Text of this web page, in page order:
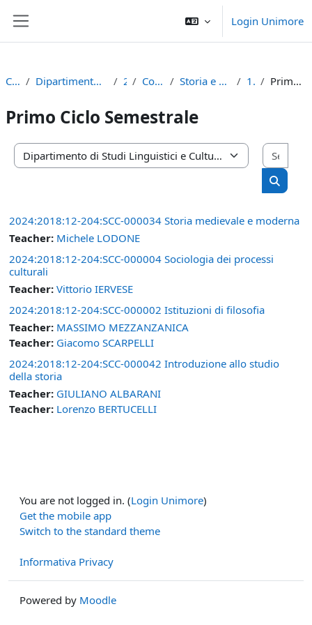
Login Unimore
Courses Dipartimento di Studi Linguistici e Culturali 2024 Corso di Laurea Storia e culture contemporanee 1° anno Primo Ciclo Semestrale
Primo Ciclo Semestrale
Course categories
Search
2024:2018:12-204:SCC-000034 Storia medievale e moderna
Teacher: Michele LODONE
2024:2018:12-204:SCC-000004 Sociologia dei processi
culturali
Teacher: Vittorio IERVESE
2024:2018:12-204:SCC-000002 Istituzioni di filosofia
Teacher: MASSIMO MEZZANZANICA
Teacher: Giacomo SCARPELLI
2024:2018:12-204:SCC-000042 Introduzione allo studio
della storia
Teacher: GIULIANO ALBARANI
Teacher: Lorenzo BERTUCELLI
You are not logged in. (Login Unimore)
Get the mobile app
Switch to the standard theme
Informativa Privacy
Powered by Moodle